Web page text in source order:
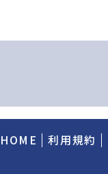
HOME 利用規約